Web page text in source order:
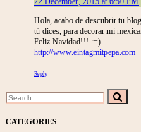
Hola, acabo de descubrir tu
tú dices, para decorar mi
Feliz Navidad!!! :=)
http://www.eintagmitpepa.com
Reply
Search
for:
Search
CATEGORIES